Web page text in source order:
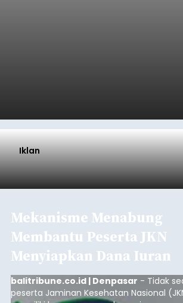
Iklan
Mekanisme Menabung
Membantu Peserta JKN
Menyiapkan Dana Iuran
balitribune.co.id | Denpasar - Tidak
peserta Jaminan Kesehatan Nasional